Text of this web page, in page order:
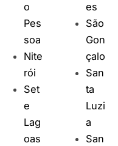
o
Pes
soa
Nite
rói
Set
e
Lag
oas
es
São
Gon
çalo
San
ta
Luzi
a
San